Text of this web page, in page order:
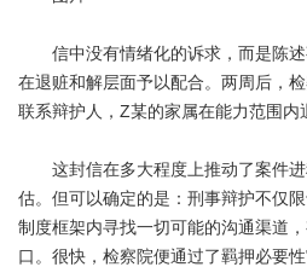
信中没有情绪化的诉求，而是陈述
在退赃和解层面予以配合。两周后，
联系辩护人，Z某的家属在能力范围内
这封信在多大程度上推动了案件进
估。但可以确定的是：刑事辩护不仅
制度框架内寻找一切可能的沟通渠道
口。很快，检察院便通过了羁押必要